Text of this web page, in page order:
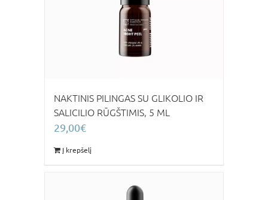
NAKTINIS PILINGAS SU GLIKOLIO IR
SALICILIO RŪGŠTIMIS, 5 ML
29,00€
Į krepšelį